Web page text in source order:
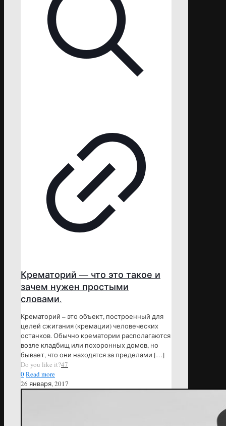
Крематорий — что это такое и
зачем нужен простыми
словами.
Крематорий – это объект, построенный для
целей сжигания (кремации) человеческих
останков. Обычно крематории располагаются
возле кладбищ или похоронных домов, но
бывает, что они находятся за пределами […]
Do you like it?47
0Read more
26 января, 2017